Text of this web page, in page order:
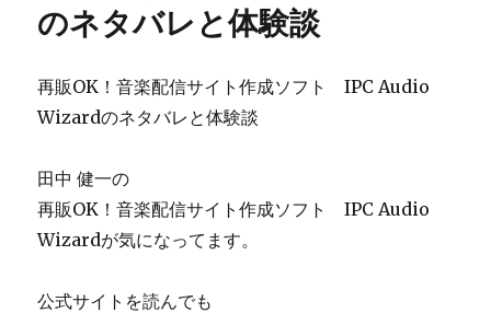
のネタバレと体験談
再販OK！音楽配信サイト作成ソフト IPC Audio
Wizardのネタバレと体験談
田中 健一の
再販OK！音楽配信サイト作成ソフト IPC Audio
Wizardが気になってます。
公式サイトを読んでも